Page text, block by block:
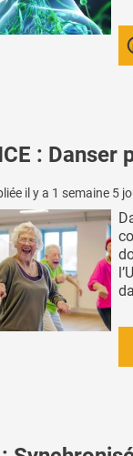
: Danser
il y a 1 semaine 5